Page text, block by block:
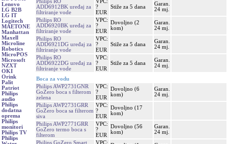
Lenovo
LG B2B
LG IT
Logitech
MAETONE
Manhattan
Maxell
Microline
Robotics
MicroPOS
Microsoft
NZXT
OKI
Orink
Palit
Patriot
Philips
audio
Philips
dodatna
oprema
Philips
monitori
Philips TV
Philips
ADD6912BK uređaj za
filtriranje vode
?
EUR
Stiže za 5 dana
Garan.
24 mj.
Philips RO
ADD6920BK uređaj za
filtriranje vode
VPC:
?
EUR
Dovoljno (2
kom)
Garan.
24 mj.
Philips RO
ADD6921DG uređaj za
filtriranje vode
VPC:
?
EUR
Stiže za 5 dana
Garan.
24 mj.
Philips RO
ADD6922DG uređaj za
filtriranje vode
VPC:
?
EUR
Stiže za 5 dana
Garan.
24 mj.
Boca za vodu
Philips AWP2731GNR
GoZero boca s filterom
zelena
VPC:
?
EUR
Dovoljno (6
kom)
Garan.
24 mj.
Philips AWP2731GRR
GoZero boca sa filterom
siva
VPC:
?
EUR
Dovoljno (17
kom)
Philips AWP2771GRR
GoZero termo boca s
filterom
VPC:
?
EUR
Dovoljno (56
kom)
Garan.
24 mj.
Philips GoZero Smart
VPC: